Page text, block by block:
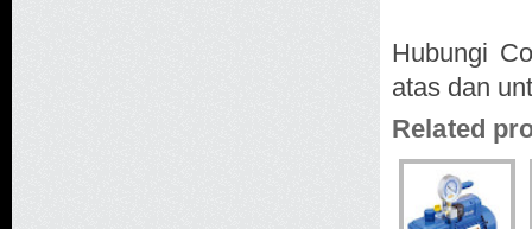
Hubungi
atas dan
Related